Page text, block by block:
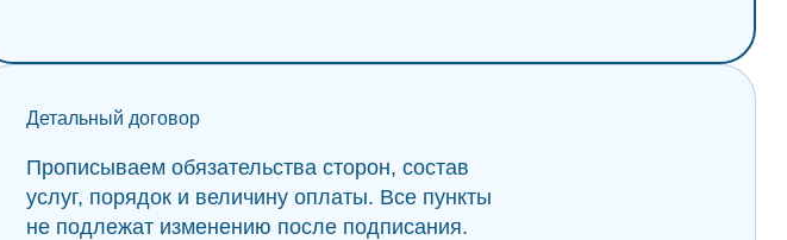
Детальный договор
Прописываем обязательства сторон, состав
услуг, порядок и величину оплаты. Все пункты
не подлежат изменению после подписания.